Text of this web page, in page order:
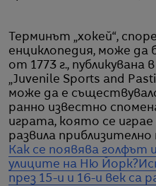
Терминът „хокей“,
енциклопедия, може да
от 1773 г., публикувана
„Juvenile Sports and
може да е
ранно известно
играта, която се
развила
Как се появява голфът
улиците на Ню Йорк?
през 15-и и 16-и век са